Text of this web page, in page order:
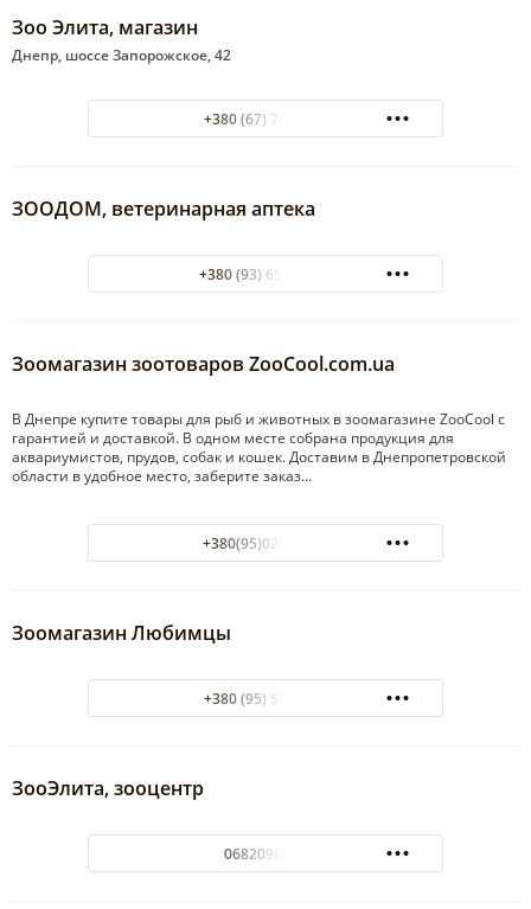
Зоо Элита, магазин
Днепр, шоссе Запорожское, 42
+380 (67) 7895891
ЗООДОМ, ветеринарная аптека
+380 (93) 654-04-95
Зоомагазин зоотоваров ZooCool.com.ua
В Днепре купите товары для рыб и животных в зоомагазине ZooCool с
гарантией и доставкой. В одном месте собрана продукция для
аквариумистов, прудов, собак и кошек. Доставим в Днепропетровской
области в удобное место, заберите заказ…
+380(95)020-10-27
Зоомагазин Любимцы
+380 (95) 5037479
ЗооЭлита, зооцентр
0682098409